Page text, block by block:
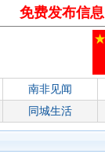
免费发布信息
南非见闻
同城生活